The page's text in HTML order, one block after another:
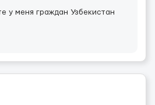
у меня граждан Узбекистан